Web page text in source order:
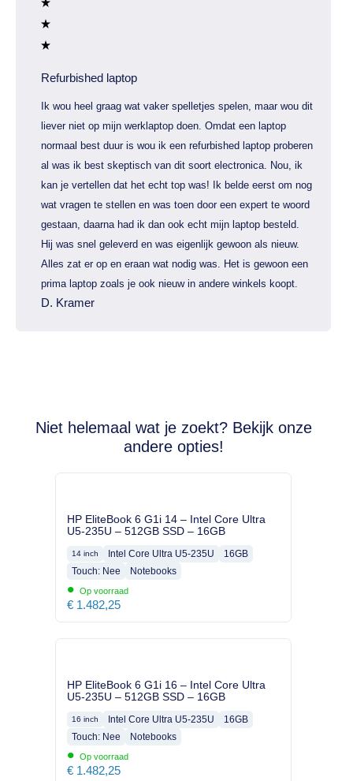
Refurbished laptop
Ik wou heel graag wat vaker spelletjes spelen, maar wou dit
liever niet op mijn werklaptop doen. Omdat een laptop
normaal best duur is wou ik een refurbished laptop proberen
al was ik best skeptisch van dit soort electronica. Nou, ik
kan je vertellen dat het echt top was! Ik belde eerst om nog
wat vragen te stellen en was toen door een expert te woord
gestaan, daarna had ik dan ook echt mijn laptop besteld.
Hij was snel geleverd en was eigenlijk gewoon als nieuw.
Alles zat er op en eraan wat nodig was. Het is gewoon een
prima laptop zoals je ook nieuw in andere winkels koopt.
D. Kramer
Niet helemaal wat je zoekt? Bekijk onze
andere opties!
HP EliteBook 6 G1i 14 – Intel Core Ultra
U5-235U – 512GB SSD – 16GB
14 inch Intel Core Ultra U5-235U
16GB
Touch: Nee
Notebooks
• Op voorraad
€ 1.482,25
HP EliteBook 6 G1i 16 – Intel Core Ultra
U5-235U – 512GB SSD – 16GB
16 inch Intel Core Ultra U5-235U
16GB
Touch: Nee
Notebooks
• Op voorraad
€ 1.482,25